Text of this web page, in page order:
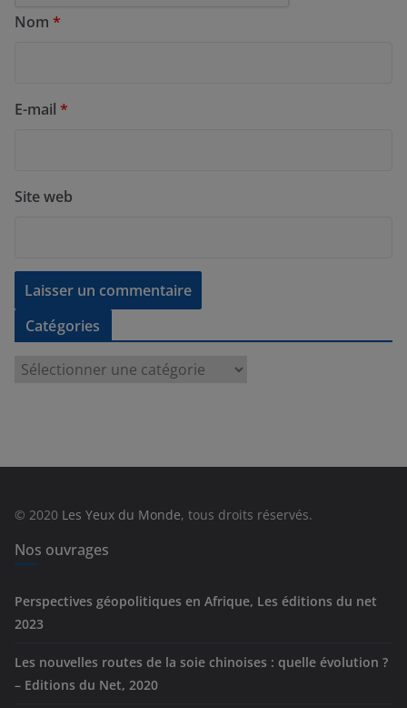
Nom *
E-mail *
Site web
Catégories
e
s
© 2020 Les Yeux du Monde, tous droits réservés.
Nos ouvrages
Perspectives géopolitiques en Afrique, Les éditions du net
2023
Les nouvelles routes de la soie chinoises : quelle évolution ?
– Editions du Net, 2020